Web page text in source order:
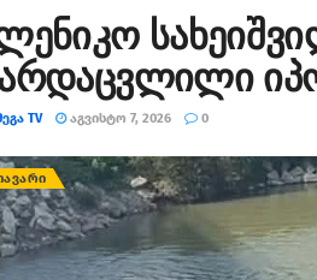
TV ᲐᲒᲕᲘᲡᲢᲝ 7, 2026 0